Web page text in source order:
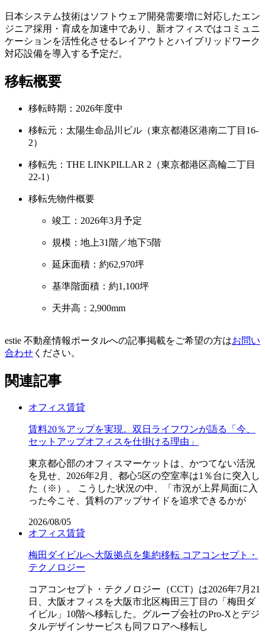
日本システム技術はソフトウェア開発需要増に対応したエン
ジニア採用・育成を加速中であり、新オフィスではコミュニ
ケーションを活性化させるレイアウトとハイブリッドワーク
対応設備を導入する予定だ。
移転概要
移転時期：2026年度中
移転元：太陽生命品川ビル（東京都港区港南二丁目16-
2）
移転先：THE LINKPILLAR 2（東京都港区高輪二丁目
22-1）
移転先物件概要
竣工：2026年3月予定
規模：地上31階／地下5階
延床面積：約62,970坪
基準階面積：約1,100坪
天井高：2,900mm
estie 不動産情報ポータルへの記事掲載をご希望の方はお問い
合わせ ください。
関連記事
オフィス賃貸
賃料20％アップを実現。双日ライフワンが語る「今、
セットアップオフィスを仕掛ける理由」
東京都心部のオフィスマーケットは、かつてない活況
を見せ、2026年2月、都心5区の空室率は1％台に突入し
た（※）。 こうした状況の中、「市況が上昇局面に入
った今こそ、賃料のアップサイドを追求できるかが
2026/08/05
オフィス賃貸
梅田ダイビルへ大阪拠点を集約移転 コアコンセプト・
テクノロジー
コアコンセプト・テクノロジー（CCT）は2026年7月21
日、大阪オフィスを大阪市北区梅田三丁目の「梅田ダ
イビル」10階へ移転した。グループ会社のPro-Xとデジ
タルデザインサービスも同フロアへ移転し